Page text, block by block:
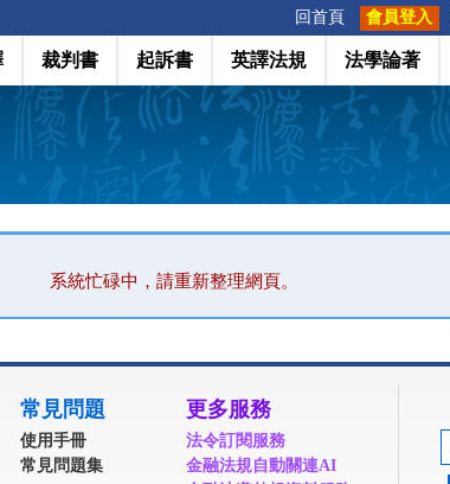
回首頁 會員登入
裁判書 起訴書 英譯法規 法學論著
系統忙碌中，請重新整理網頁。
常見問題
使用手冊
常見問題集
更多服務
法令訂閱服務
金融法規自動關連AI